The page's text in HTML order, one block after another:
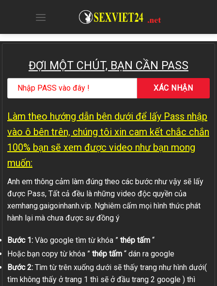
ĐỢI MỘT CHÚT, BẠN CẦN PASS
Làm theo hướng dẫn bên dưới để lấy Pass nhập
vào ô bên trên, chúng tôi xin cam kết chắc chắn
100% bạn sẽ xem được video như bạn mong
muốn:
Anh em thông cảm làm đúng theo các bước như vậy sẽ lấy
được Pass, Tất cả đều là những video độc quyền của
xemhang.gaigoinhanh.vip. Nghiêm cấm mọi hình thức phát
hành lại mà chưa được sự đồng ý
Bước 1: Vào google tìm từ khóa ” thép tấm “
Hoặc bạn copy từ khóa ” thép tấm “ dán ra google
Bước 2: Tìm từ trên xuống dưới sẽ thấy trang như hình dưới(
tìm không thấy ở trang 1 thì sẽ ở đầu trang 2 google ) thì